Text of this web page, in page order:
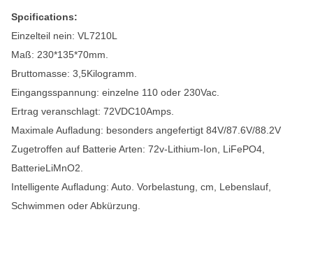
Spcifications:
Einzelteil nein: VL7210L
Maß: 230*135*70mm.
Bruttomasse: 3,5Kilogramm.
Eingangsspannung: einzelne 110 oder 230Vac.
Ertrag veranschlagt: 72VDC10Amps.
Maximale Aufladung: besonders angefertigt 84V/87.6V/88.2V
Zugetroffen auf Batterie Arten: 72v-Lithium-Ion, LiFePO4,
BatterieLiMnO2.
Intelligente Aufladung: Auto. Vorbelastung, cm, Lebenslauf,
Schwimmen oder Abkürzung.